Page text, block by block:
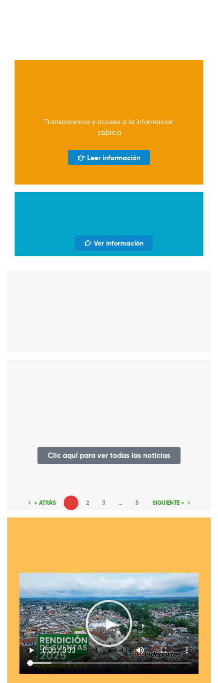
Transparencia y acceso a la información
pública
Leer información
Ver información
Clic aquí para ver todas las noticias
« ATRÁS 1 2 3 … 5 SIGUIENTE »